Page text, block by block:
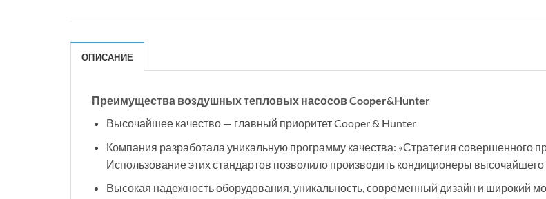
ОПИСАНИЕ
Преимущества воздушных тепловых насосов Cooper&Hunter
Высочайшее качество — главный приоритет Cooper & Hunter
Компания разработала уникальную программу качества: «Стратегия совершенного
Использование этих стандартов позволило производить кондиционеры высочайшего
Высокая надежность оборудования, уникальность, современный дизайн и широкий